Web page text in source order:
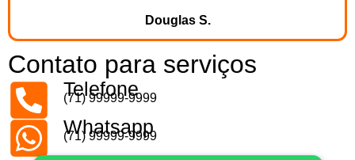
Douglas S.
Contato para serviços
Telefone
(71) 99999-9999
Whatsapp
(71) 99999-9999